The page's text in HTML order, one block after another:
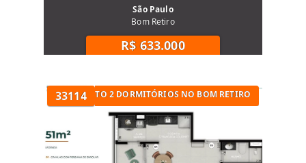
São Paulo
Bom Retiro
R$ 633.000
33114
APARTAMENTO 2 DORMITÓRIOS NO BOM RETIRO